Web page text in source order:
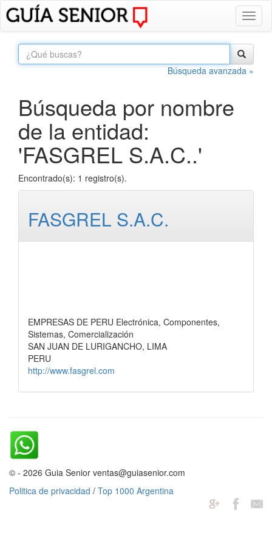
Búsqueda avanzada »
Búsqueda por nombre
de la entidad:
'FASGREL S.A.C..'
Encontrado(s): 1 registro(s).
FASGREL S.A.C.
EMPRESAS DE PERU Electrónica, Componentes,
Sistemas, Comercialización
SAN JUAN DE LURIGANCHO, LIMA
PERU
http://www.fasgrel.com
© - 2026 Guia Senior ventas@guiasenior.com
Politica de privacidad / Top 1000 Argentina